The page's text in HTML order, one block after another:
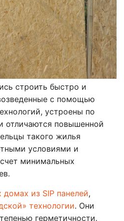
строить быстро и
с помощью
устроены по
отличаются повышенной
такого жилья
условиями и
минимальных
домах из SIP панелей,
технологии. Они
герметичности.